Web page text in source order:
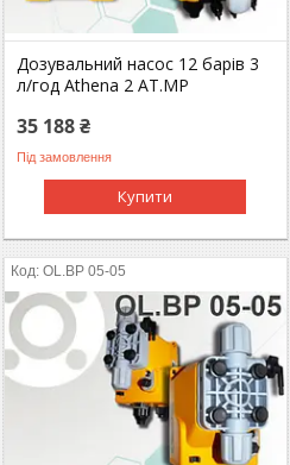
Дозувальний насос 12 барів 3
л/год Athena 2 AT.MP
35 188 ₴
Під замовлення
Купити
OL.BP 05-05